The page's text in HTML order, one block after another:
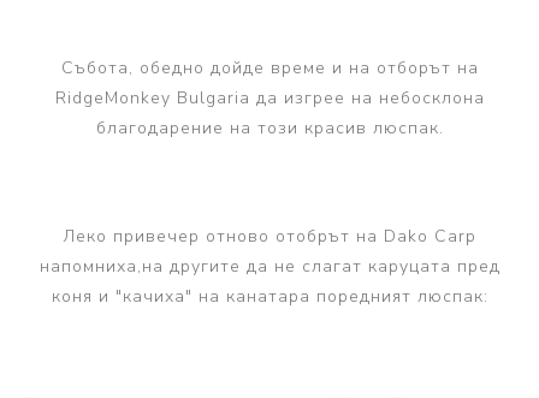
Събота, обедно дойде време и на отборът на
RidgeMonkey Bulgaria да изгрее на небосклона
благодарение на този красив люспак.
Леко привечер отново отобрът на Dako Carp
напомниха,на другите да не слагат каруцата пред
коня и "качиха" на канатара поредният люспак: